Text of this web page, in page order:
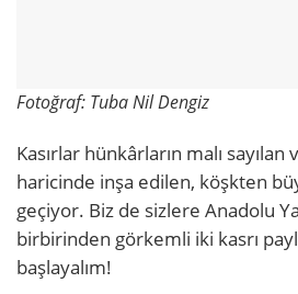
Fotoğraf: Tuba Nil Dengiz
Kasırlar hünkârların malı sayılan
haricinde inşa edilen, köşkten
geçiyor. Biz de sizlere Anadolu
birbirinden görkemli iki kasrı
başlayalım!